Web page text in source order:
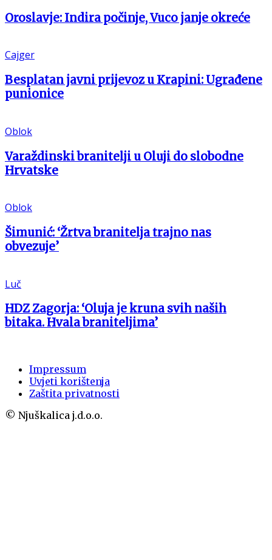
Oroslavje: Indira počinje, Vuco janje okreće
Cajger
Besplatan javni prijevoz u Krapini: Ugrađene
punionice
Oblok
Varaždinski branitelji u Oluji do slobodne
Hrvatske
Oblok
Šimunić: ‘Žrtva branitelja trajno nas
obvezuje’
Luč
HDZ Zagorja: ‘Oluja je kruna svih naših
bitaka. Hvala braniteljima’
Impressum
Uvjeti korištenja
Zaštita privatnosti
© Njuškalica j.d.o.o.